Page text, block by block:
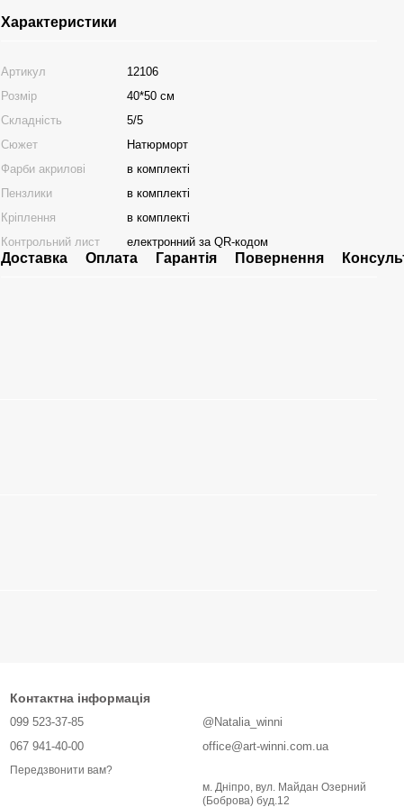
Характеристики
Артикул
12106
Розмір
40*50 см
Складність
5/5
Сюжет
Натюрморт
Фарби акрилові
в комплекті
Пензлики
в комплекті
Кріплення
в комплекті
Контрольний лист
електронний за QR-кодом
Доставка Оплата Гарантія Повернення
Контактна інформація
099 523-37-85
067 941-40-00
Передзвонити вам?
@Natalia_winni
office@art-winni.com.ua
м. Дніпро, вул. Майдан Озерний
(Боброва) буд.12